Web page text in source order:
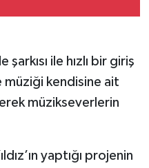
ile hızlı bir giriş
müziği kendisine ait
müzikseverlerin
yaptığı projenin